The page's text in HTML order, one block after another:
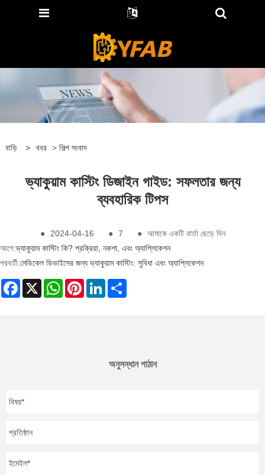
বাড়ি > খবর > শিল্প সংবাদ
ভ্যাকুয়াম কাস্টিং ডিজাইন গাইড: সফলতার জন্য
ব্যবহারিক টিপস
● 2024-04-16 ● 7 ● আমাকে একটি বার্তা ছেড়ে দিন
আগে:ভ্যাকুয়াম কাস্টিং কি? প্রক্রিয়া, নকশা, এবং অ্যাপ্লিকেশন
পরবর্তী:মেডিকেল ডিভাইসের জন্য ভ্যাকুয়াম কাস্টিং: সুবিধা এবং অ্যাপ্লিকেশন
Facebook
X WhatsAppPinterestLinkedIn
অনুসন্ধান পাঠান